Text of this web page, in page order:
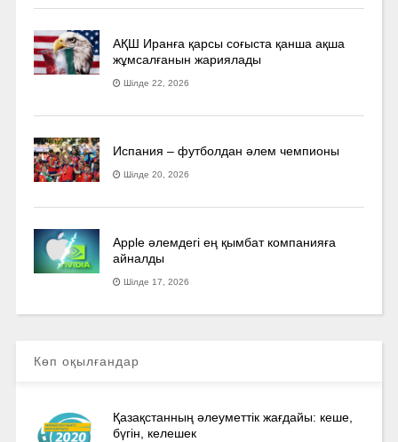
АҚШ Иранға қарсы соғыста қанша ақша
жұмсалғанын жариялады
Шілде 22, 2026
Испания – футболдан әлем чемпионы
Шілде 20, 2026
Apple әлемдегі ең қымбат компанияға
айналды
Шілде 17, 2026
Көп оқылғандар
Қазақстанның әлеуметтік жағдайы: кеше,
бүгін, келешек